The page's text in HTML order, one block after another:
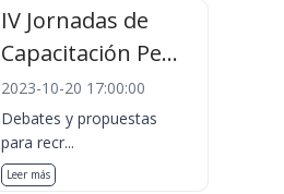
IV Jornadas de
Capacitación Pe...
2023-10-20 17:00:00
Debates y propuestas
para recr...
Leer más